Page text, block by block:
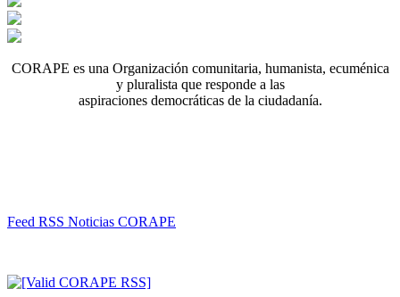
CORAPE es una Organización comunitaria, humanista, ecuménica
y pluralista que responde a las
aspiraciones democráticas de la ciudadanía.
Feed RSS Noticias CORAPE